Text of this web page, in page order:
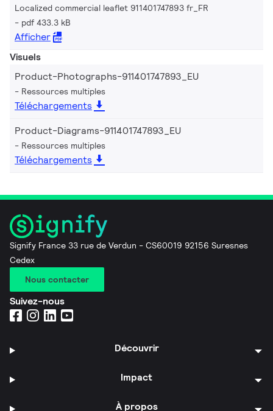
Localized commercial leaflet 911401747893 fr_FR
pdf 433.3 kB
Afficher
Visuels
Product-Photographs-911401747893_EU
Ressources multiples
Téléchargements
Product-Diagrams-911401747893_EU
Ressources multiples
Téléchargements
Signify France 33 rue de Verdun - CS60019 92156 Suresnes
Cedex
Nous contacter
Suivez-nous
Découvrir
Impact
À propos